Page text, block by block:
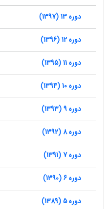
دوره 13 (1397)
دوره 12 (1396)
دوره 11 (1395)
دوره 10 (1394)
دوره 9 (1393)
دوره 8 (1392)
دوره 7 (1391)
دوره 6 (1390)
دوره 5 (1389)